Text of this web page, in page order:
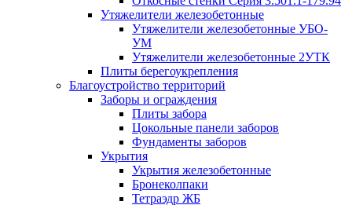
Утяжелители железобетонные
Утяжелители железобетонные УБО-
УМ
Утяжелители железобетонные 2УТК
Плиты берегоукрепления
Благоустройство территорий
Заборы и ограждения
Плиты забора
Цокольные панели заборов
Фундаменты заборов
Укрытия
Укрытия железобетонные
Бронеколпаки
Тетраэдр ЖБ